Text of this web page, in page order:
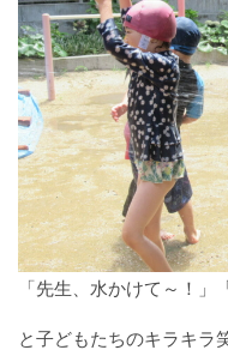
「先生、水かけて～！」
と子どもたちのキラキラ